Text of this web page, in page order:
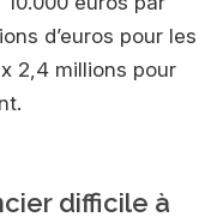
d’euros pour les
2,4 millions pour
difficile à